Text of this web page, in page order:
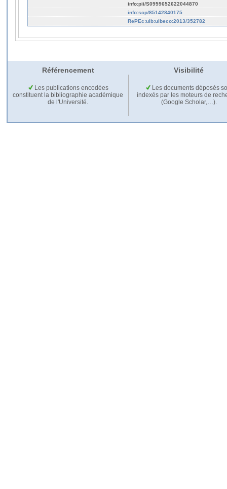
info:pii/S0959652622044870
info:scp/85142840175
RePEc:ulb:ulbeco:2013/352782
Référencement Visibilité
Les publications encodées
constituent la bibliographie académique
de l'Université.
Les documents déposés
indexés par les moteurs de
(Google Scholar,…).